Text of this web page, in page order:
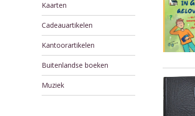
Kaarten
Cadeauartikelen
Kantoorartikelen
Buitenlandse boeken
Muziek